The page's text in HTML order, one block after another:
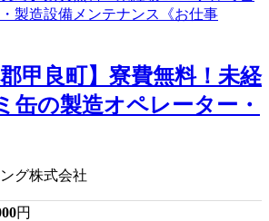
郡甲良町】寮費無料！未経
缶の製造オペレーター・
グ株式会社
円